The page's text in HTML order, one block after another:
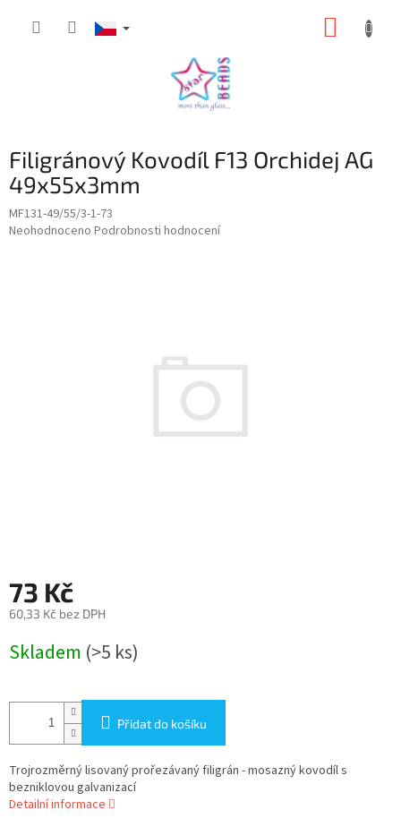
Filigránový Kovodíl F13 Orchidej AG
49x55x3mm
MF131-49/55/3-1-73
Průměrné
Neohodnoceno Podrobnosti hodnocení
73 Kč
60,33 Kč bez DPH
cena:
Skladem (>5 ks)
Přidat do košíku
Trojrozměrný lisovaný prořezávaný filigrán - mosazný kovodíl s
bezniklovou galvanizací
Detailní informace